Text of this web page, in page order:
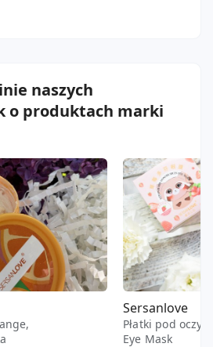
naszych
o produktach marki
Sersanlove
Płatki pod
Eye Mask